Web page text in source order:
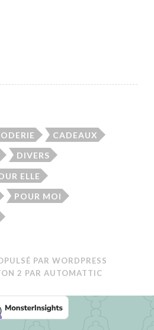
CADEAUX
DIVERS
ELLE
POUR MOI
PAR WORDPRESS
2 PAR AUTOMATTIC